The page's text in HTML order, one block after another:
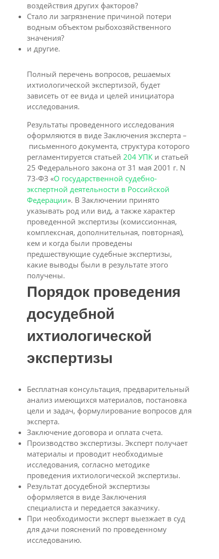
воздействия других факторов?
Стало ли загрязнение причиной потери
водным объектом рыбохозяйственного
значения?
и другие.
Полный перечень вопросов, решаемых
ихтиологической экспертизой, будет
зависеть от ее вида и целей инициатора
исследования.
Результаты проведенного исследования
оформляются в виде Заключения эксперта –
письменного документа, структура которого
регламентируется статьей 204 УПК и статьей
25 Федерального закона от 31 мая 2001 г. N
73-ФЗ «О государственной судебно-
экспертной деятельности в Российской
Федерации». В Заключении принято
указывать род или вид, а также характер
проведенной экспертизы (комиссионная,
комплексная, дополнительная, повторная),
кем и когда были проведены
предшествующие судебные экспертизы,
какие выводы были в результате этого
получены.
Порядок проведения
досудебной
ихтиологической
экспертизы
Бесплатная консультация, предварительный
анализ имеющихся материалов, постановка
цели и задач, формулирование вопросов для
эксперта.
Заключение договора и оплата счета.
Производство экспертизы. Эксперт получает
материалы и проводит необходимые
исследования, согласно методике
проведения ихтиологической экспертизы.
Результат досудебной экспертизы
оформляется в виде Заключения
специалиста и передается заказчику.
При необходимости эксперт выезжает в суд
для дачи пояснений по проведенному
исследованию.